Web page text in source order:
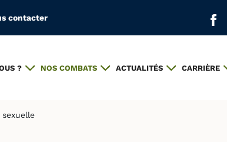
contacter
? NOS COMBATS ACTUALITÉS CARRIÈRE